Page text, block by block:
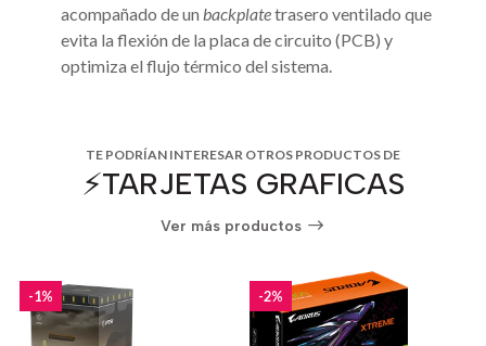
acompañado de un backplatetrasero ventilado que
evita la flexión de la placa de circuito (PCB) y
optimiza el flujo térmico del sistema.
TE PODRÍAN INTERESAR OTROS PRODUCTOS DE
⚡️TARJETAS GRAFICAS
Ver más productos
-1% -2%